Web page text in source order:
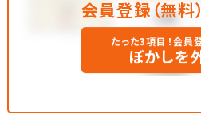
会員登録（無料）
たった3項目！会員
ぼかしを